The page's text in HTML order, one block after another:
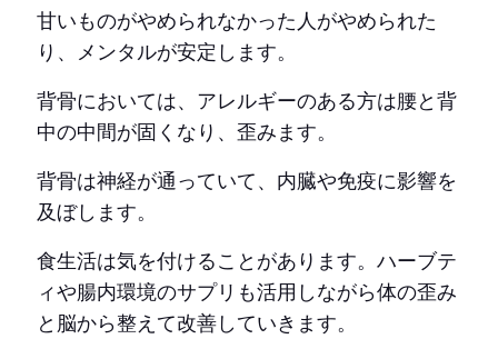
甘いものがやめられなかった人がやめられた
り、メンタルが安定します。
背骨においては、アレルギーのある方は腰と背
中の中間が固くなり、歪みます。
背骨は神経が通っていて、内臓や免疫に影響を
及ぼします。
食生活は気を付けることがあります。ハーブテ
ィや腸内環境のサプリも活用しながら体の歪み
と脳から整えて改善していきます。